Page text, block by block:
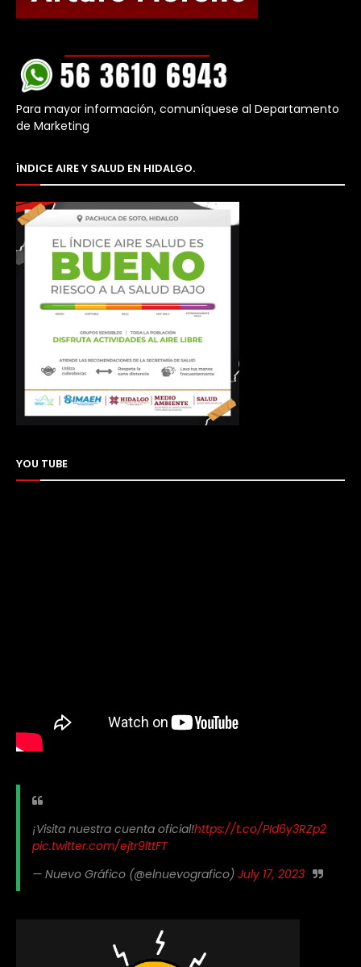
Para mayor información, comuníquese al Departamento
de Marketing
ÍNDICE AIRE Y SALUD EN HIDALGO.
YOU TUBE
¡Visita nuestra cuenta oficial!https://t.co/PId6y3RZp2
pic.twitter.com/ejtr9lttFT
— Nuevo Gráfico (@elnuevografico) July 17, 2023